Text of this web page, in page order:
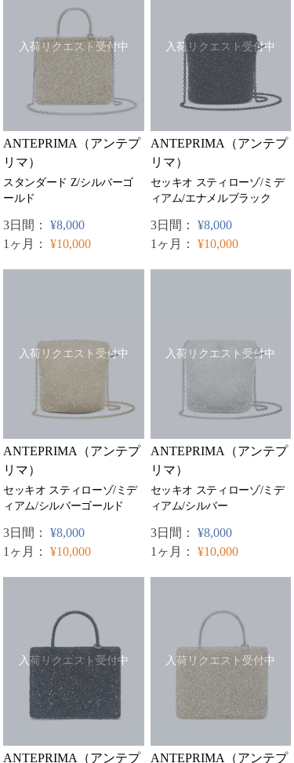
入荷リクエスト受付中
ANTEPRIMA（アンテプ
リマ）
スタンダード Z/シルバーゴ
ールド
3日間： ¥8,000
1ヶ月： ¥10,000
入荷リクエスト受付中
ANTEPRIMA（アンテプ
リマ）
セッキオ スティローゾ/ミデ
ィアム/エナメルブラック
3日間： ¥8,000
1ヶ月： ¥10,000
入荷リクエスト受付中
ANTEPRIMA（アンテプ
リマ）
セッキオ スティローゾ/ミデ
ィアム/シルバーゴールド
3日間： ¥8,000
1ヶ月： ¥10,000
入荷リクエスト受付中
ANTEPRIMA（アンテプ
リマ）
セッキオ スティローゾ/ミデ
ィアム/シルバー
3日間： ¥8,000
1ヶ月： ¥10,000
入荷リクエスト受付中
ANTEPRIMA（アンテプ
入荷リクエスト受付中
ANTEPRIMA（アンテプ